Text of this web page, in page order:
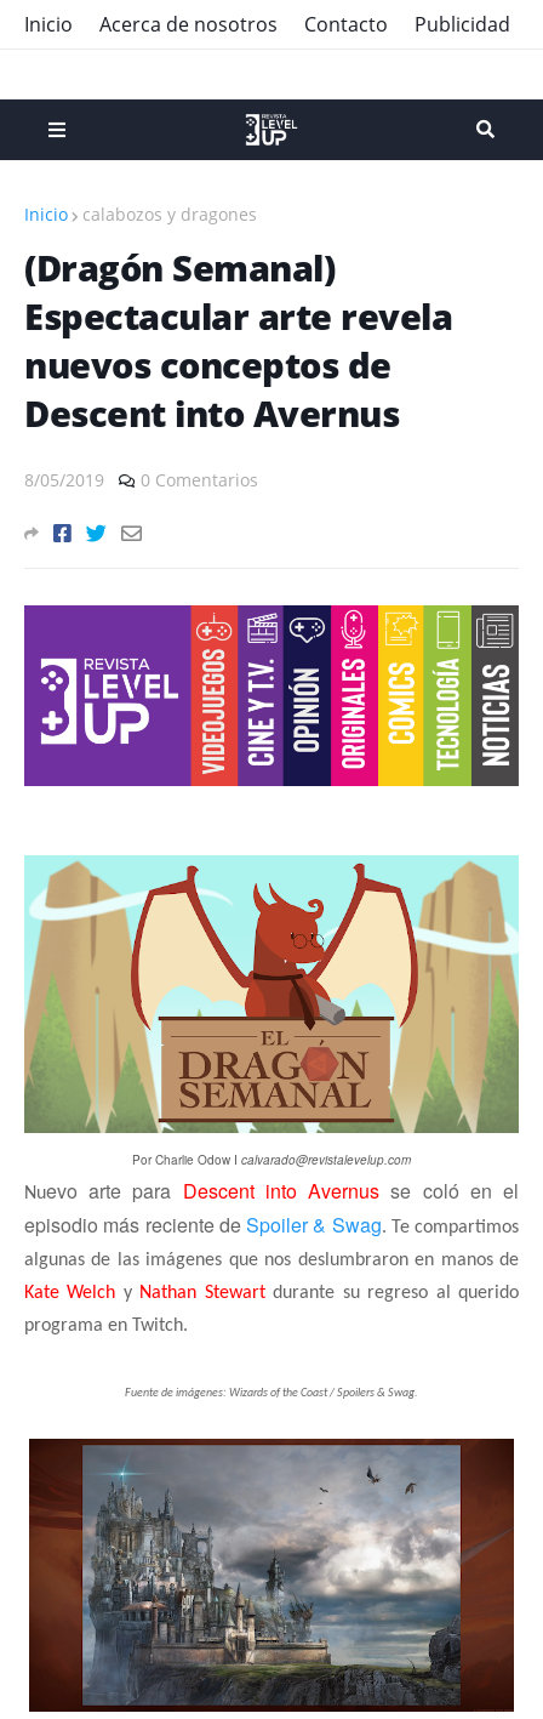
Inicio Acerca de nosotros Contacto Publicidad
Inicio calabozos y dragones
(Dragón Semanal)
Espectacular arte revela
nuevos conceptos de
Descent into Avernus
8/05/2019 0 Comentarios
Por Charlie Odow I calvarado@revistalevelup.com
Nuevo arte para Descent into Avernus se coló en el
episodio más reciente deSpoiler & Swag. Te compartimos
algunas de las imágenes que nos deslumbraron en manos de
Kate Welch y Nathan Stewartdurante su regreso al querido
programa en Twitch.
Fuente de imágenes: Wizards of the Coast / Spoilers & Swag.